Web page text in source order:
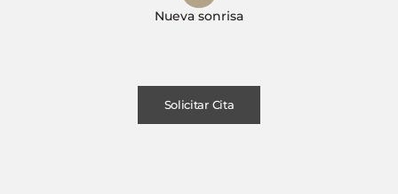
Nueva sonrisa
Solicitar Cita